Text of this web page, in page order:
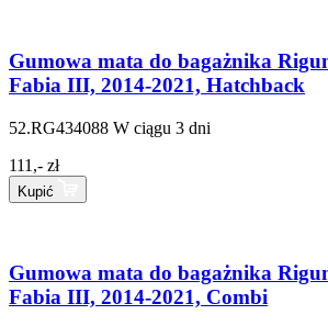
Gumowa mata do bagażnika
Fabia III, 2014-2021, Hatchback
52.RG434088 W ciągu 3 dni
111,- zł
Kupić
Gumowa mata do bagażnika
Fabia III, 2014-2021, Combi